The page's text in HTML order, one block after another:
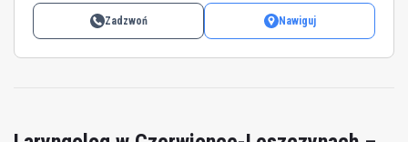
Zadzwoń Nawiguj